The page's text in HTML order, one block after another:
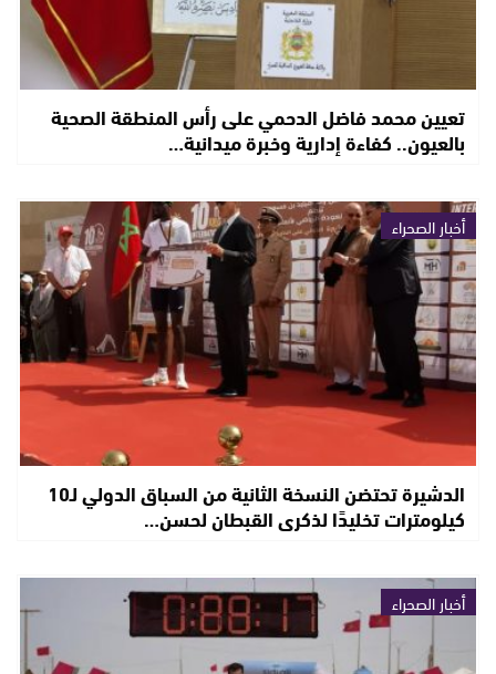
تعيين محمد فاضل الدحمي على رأس المنطقة الصحية
بالعيون.. كفاءة إدارية وخبرة ميدانية…
أخبار الصحراء
الدشيرة تحتضن النسخة الثانية من السباق الدولي لـ10
كيلومترات تخليدًا لذكرى القبطان لحسن…
أخبار الصحراء